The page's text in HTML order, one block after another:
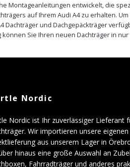
Montageanleitungen entwickelt, die
auf Ihrem Audi A4 zu erhalten.
und Dachgepäckträger
Sie Ihren neuen Dachträger in
Nordic
Nordic ist Ihr zuverlässiger Lieferant
Wir importieren unsere
aus unserem Lager in
hinaus eine große Auswahl an
Fahrradträger und anderes